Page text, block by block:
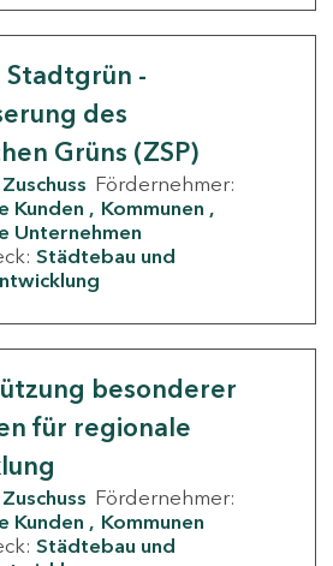
-
des
Grüns (ZSP)
Zuschuss Fördernehmer:
Kunden
Kommunen
Unternehmen
Städtebau und
besonderer
für regionale
Zuschuss Fördernehmer:
Kunden
Kommunen
Städtebau und